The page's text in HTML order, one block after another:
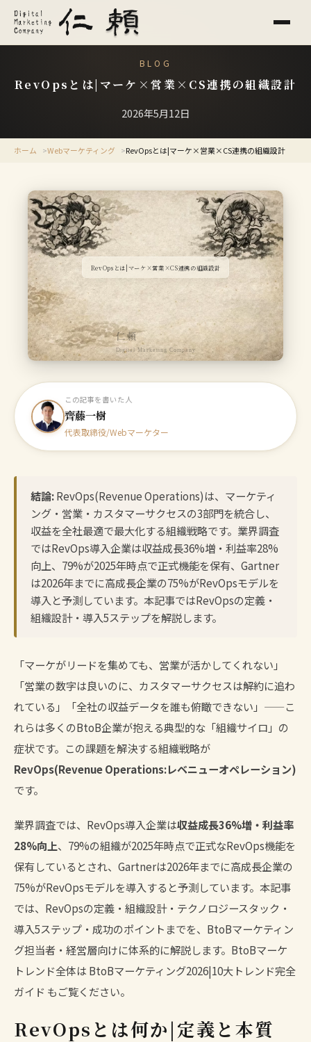
BLOG
RevOpsとは|マーケ×営業×CS連携の組織設計
2026年5月12日
ホーム Webマーケティング RevOpsとは|マーケ×営業×CS連携の組織設計
RevOpsとは|マーケ×営業×CS連携の組織設計
仁頼
Digital Marketing Company
この記事を書いた人
齊藤一樹
代表取締役/Webマーケター
結論:RevOps(Revenue Operations)は、マーケティ
ング・営業・カスタマーサクセスの3部門を統合し、
収益を全社最適で最大化する組織戦略です。業界調査
ではRevOps導入企業は収益成長36%増・利益率28%
向上、79%が2025年時点で正式機能を保有、Gartner
は2026年までに高成長企業の75%がRevOpsモデルを
導入と予測しています。本記事ではRevOpsの定義・
組織設計・導入5ステップを解説します。
「マーケがリードを集めても、営業が活かしてくれない」
「営業の数字は良いのに、カスタマーサクセスは解約に追わ
れている」「全社の収益データを誰も俯瞰できない」——こ
れらは多くのBtoB企業が抱える典型的な「組織サイロ」の
症状です。この課題を解決する組織戦略が
RevOps(Revenue Operations:レベニューオペレーション)
です。
業界調査では、RevOps導入企業は収益成長36%増・利益率
28%向上、79%の組織が2025年時点で正式なRevOps機能を
保有しているとされ、Gartnerは2026年までに高成長企業の
75%がRevOpsモデルを導入すると予測しています。本記事
では、RevOpsの定義・組織設計・テクノロジースタック・
導入5ステップ・成功のポイントまでを、BtoBマーケティン
グ担当者・経営層向けに体系的に解説します。BtoBマーケ
トレンド全体は BtoBマーケティング2026|10大トレンド完全
ガイド もご覧ください。
RevOpsとは何か|定義と本質